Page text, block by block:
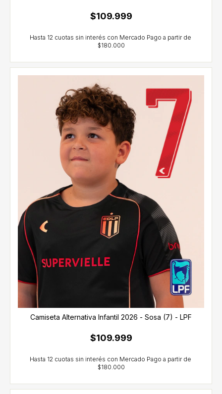
$109.999
Camiseta Alternativa Infantil 2026 - Sosa (7) - LPF
$109.999